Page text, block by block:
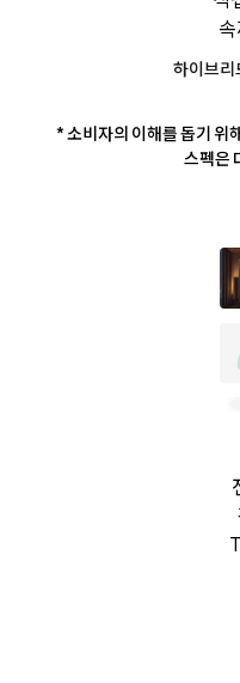
하이브리
* 소비자의 이해를 돕기 위
스펙은